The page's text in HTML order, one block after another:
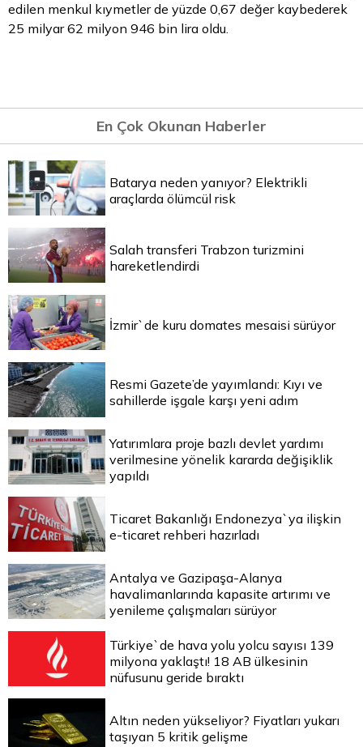
edilen menkul kıymetler de yüzde 0,67 değer kaybederek
25 milyar 62 milyon 946 bin lira oldu.
En Çok Okunan Haberler
Batarya neden yanıyor? Elektrikli
araçlarda ölümcül risk
Salah transferi Trabzon turizmini
hareketlendirdi
İzmir`de kuru domates mesaisi sürüyor
Resmi Gazete’de yayımlandı: Kıyı ve
sahillerde işgale karşı yeni adım
Yatırımlara proje bazlı devlet yardımı
verilmesine yönelik kararda değişiklik
yapıldı
Ticaret Bakanlığı Endonezya`ya ilişkin
e-ticaret rehberi hazırladı
Antalya ve Gazipaşa-Alanya
havalimanlarında kapasite artırımı ve
yenileme çalışmaları sürüyor
Türkiye`de hava yolu yolcu sayısı 139
milyona yaklaştı! 18 AB ülkesinin
nüfusunu geride bıraktı
Altın neden yükseliyor? Fiyatları yukarı
taşıyan 5 kritik gelişme